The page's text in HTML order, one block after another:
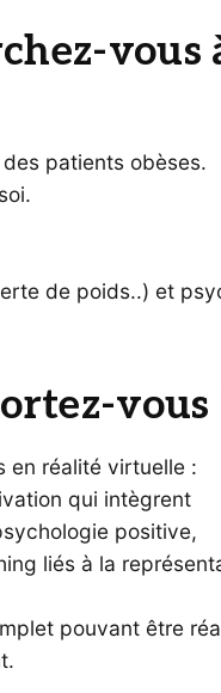
vous
patients obèses.
de poids..) et
vous
en réalité virtuelle :
qui intègrent
positive,
liés à la
pouvant être